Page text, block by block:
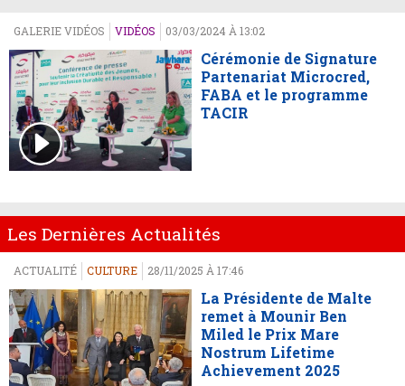
GALERIE VIDÉOS VIDÉOS 03/03/2024 À 13:02
Cérémonie de Signature
Partenariat Microcred,
FABA et le programme
TACIR
Les Dernières Actualités
ACTUALITÉ CULTURE 28/11/2025 À 17:46
La Présidente de Malte
remet à Mounir Ben
Miled le Prix Mare
Nostrum Lifetime
Achievement 2025